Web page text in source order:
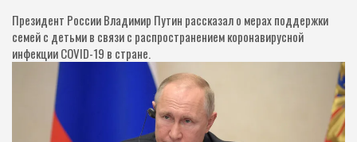
Президент России Владимир Путин рассказал о мерах поддержки
семей с детьми в связи с распространением коронавирусной
инфекции COVID-19 в стране.